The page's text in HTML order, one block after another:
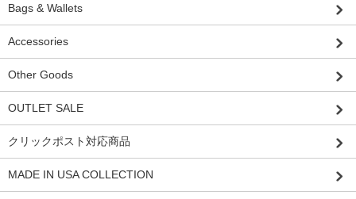
Bags & Wallets
Accessories
Other Goods
OUTLET SALE
クリックポスト対応商品
MADE IN USA COLLECTION